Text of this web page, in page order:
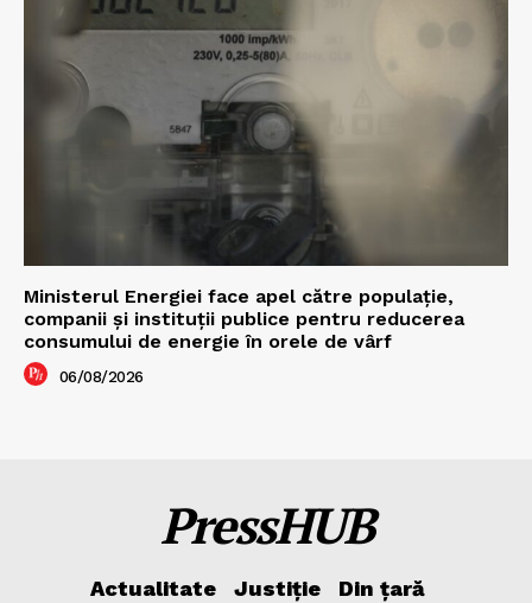
Ministerul Energiei face apel către populație,
companii și instituții publice pentru reducerea
consumului de energie în orele de vârf
06/08/2026
PressHUB
Actualitate Justiție
Din țară